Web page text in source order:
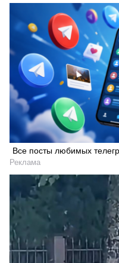
Все посты любимых
Реклама